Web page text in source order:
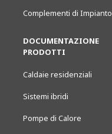
Complementi di Impianto
DOCUMENTAZIONE
PRODOTTI
Caldaie residenziali
Sistemi ibridi
Pompe di Calore